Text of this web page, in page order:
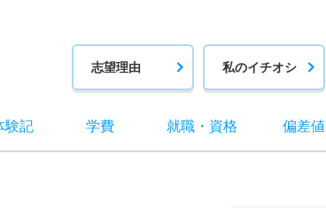
志望理由 私のイチオシ
験記 学費 就職・ 資格 偏差値